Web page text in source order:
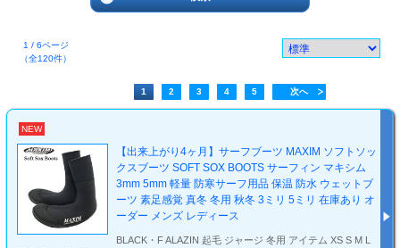
1 / 6ページ
（全120件）
1 2 3 4 5 次へ
NEW
【出来上がり4ヶ月】サーフブーツ MAXIM ソフトソッ
クスブーツ SOFT SOX BOOTS サーフィン マキシム
3mm 5mm 軽量 防寒サーフ用品 保温 防水 ウェットブ
ーツ 素足感覚 真冬 冬用 秋冬 3ミリ 5ミリ 在庫あり オ
ーダー メンズ レディース
BLACK・F ALAZIN 起毛 ジャージ 冬用 アイテム XS S M L